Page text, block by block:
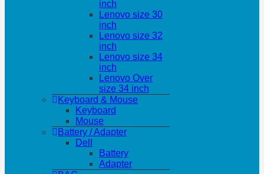
inch
Lenovo size 30
inch
Lenovo size 32
inch
Lenovo size 34
inch
Lenovo Over
size 34 inch
Keyboard & Mouse
Keyboard
Mouse
Battery / Adapter
Dell
Battery
Adapter